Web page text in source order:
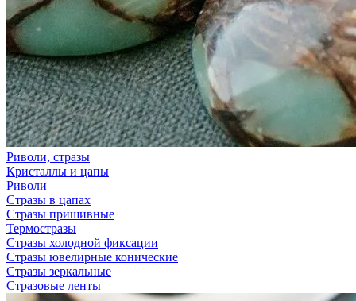
Риволи, стразы
Кристаллы и цапы
Риволи
Стразы в цапах
Стразы пришивные
Термостразы
Стразы холодной фиксации
Стразы ювелирные конические
Стразы зеркальные
Стразовые ленты